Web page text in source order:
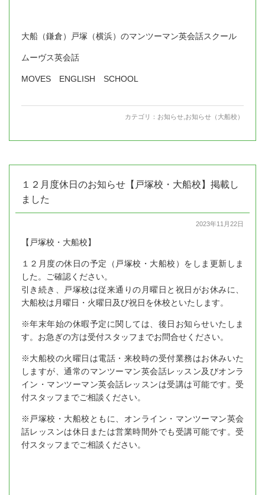
大船（鎌倉）戸塚（横浜）のマンツーマン英会話スクール
ムーヴス英会話
MOVES ENGLISH SCHOOL
カテゴリ： お知らせ お知らせ（大船校）
１２月度休日のお知らせ【戸塚校・大船校】掲載し
ました
2023年11月22日
【戸塚校・大船校】
１２月度の休日の予定（戸塚校・大船校）をしま更新しま
した。ご確認ください。
引き続き、戸塚校は従来通りの月曜日と祝日がお休みに、
大船校は月曜日・火曜日及び祝日を休校といたします。
※年末年始の休暇予定に関しては、後日お知らせいたしま
す。お急ぎの方は受付スタッフまでお問合せください。
※大船校の火曜日は電話・来校時の受付業務はお休みいた
しますが、通常のマンツーマン英会話レッスン及びオンラ
イン・マンツーマン英会話レッスンは受講は可能です。受
付スタッフまでご相談ください。
※戸塚校・大船校ともに、オンライン・マンツーマン英会
話レッスンは休日または営業時間外でも受講可能です。受
付スタッフまでご相談ください。